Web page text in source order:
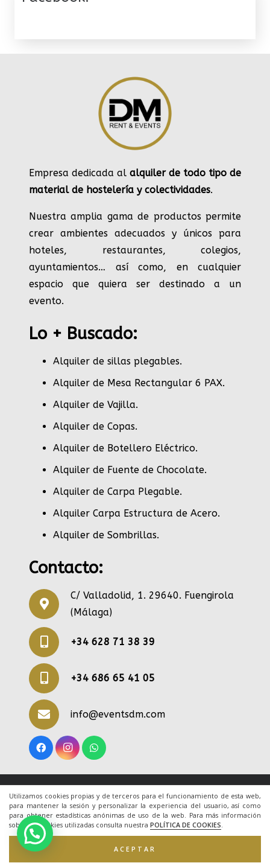
Utilizamos cookies propias y de terceros para el funcionamiento de esta web,
para mantener la sesión y personalizar la experiencia del usuario, así como
para obtener estadísticas anónimas de uso de la web. Para más información
sobre las cookies utilizadas consulta nuestra POLÍTICA DE COOKIES.
ACEPTAR
Empresa dedicada al alquiler de todo tipo de
material de hostelería y colectividades.
Nuestra amplia gama de productos permite
crear ambientes adecuados y únicos para
hoteles, restaurantes, colegios,
ayuntamientos… así como, en cualquier
espacio que quiera ser destinado a un
evento.
Lo + Buscado:
Alquiler de sillas plegables.
Alquiler de Mesa Rectangular 6 PAX.
Alquiler de Vajilla.
Alquiler de Copas.
Alquiler de Botellero Eléctrico.
Alquiler de Fuente de Chocolate.
Alquiler de Carpa Plegable.
Alquiler Carpa Estructura de Acero.
Alquiler de Sombrillas.
Contacto:
C/ Valladolid, 1. 29640. Fuengirola
(Málaga)
+34 628 71 38 39
+34 686 65 41 05
info@eventsdm.com
© 2020 Todos los derechos reservados. Una web
deACRILONIA
Aviso Legal